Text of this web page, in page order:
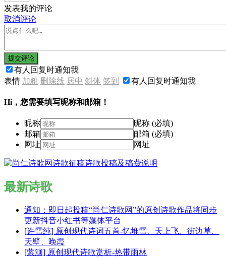
发表我的评论
取消评论
提交评论
有人回复时通知我
表情 加粗 删除线 居中 斜体 签到 有人回复时通知我
Hi，您需要填写昵称和邮箱！
昵称
昵称 (必填)
邮箱
邮箱 (必填)
网址
网址
最新诗歌
通知：即日起投稿“尚仁诗歌网”的原创诗歌作品将同步
更新抖音小红书等媒体平台
[许雪纯] 原创现代诗词五首-忆堆雪、天上飞、街边草、
天壁、晚霞
[萦洄] 原创现代诗歌赏析-热带雨林